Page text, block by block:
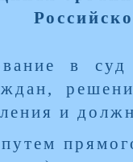
в
и